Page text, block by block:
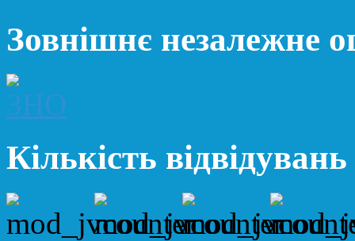
Зовнішнє незалежне
Кількість відвідувань